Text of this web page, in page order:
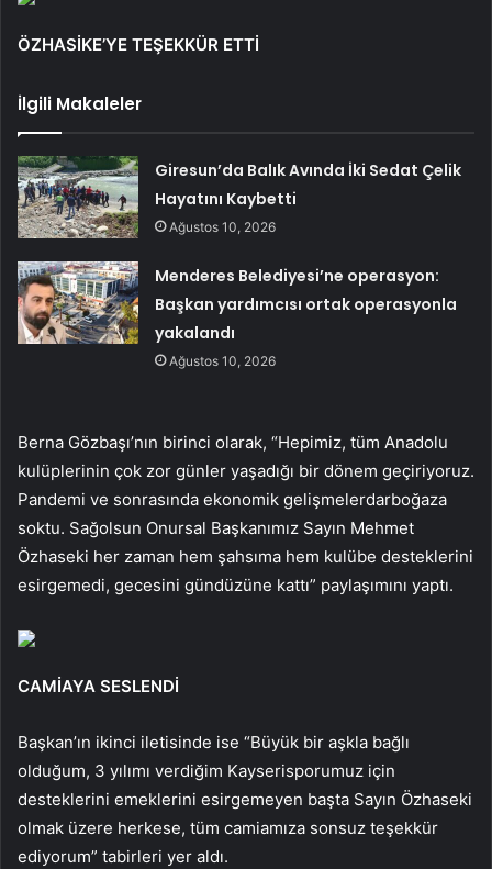
ÖZHASİKE’YE TEŞEKKÜR ETTİ
İlgili Makaleler
Giresun’da Balık Avında İki Sedat Çelik
Hayatını Kaybetti
Ağustos 10, 2026
Menderes Belediyesi’ne operasyon:
Başkan yardımcısı ortak operasyonla
yakalandı
Ağustos 10, 2026
Berna Gözbaşı’nın birinci olarak, “Hepimiz, tüm Anadolu
kulüplerinin çok zor günler yaşadığı bir dönem geçiriyoruz.
Pandemi ve sonrasında ekonomik gelişmelerdarboğaza
soktu. Sağolsun Onursal Başkanımız Sayın Mehmet
Özhaseki her zaman hem şahsıma hem kulübe desteklerini
esirgemedi, gecesini gündüzüne kattı” paylaşımını yaptı.
CAMİAYA SESLENDİ
Başkan’ın ikinci iletisinde ise “Büyük bir aşkla bağlı
olduğum, 3 yılımı verdiğim Kayserisporumuz için
desteklerini emeklerini esirgemeyen başta Sayın Özhaseki
olmak üzere herkese, tüm camiamıza sonsuz teşekkür
ediyorum” tabirleri yer aldı.